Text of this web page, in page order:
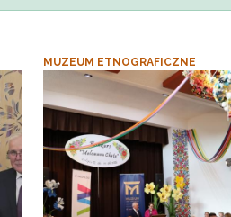
MUZEUM ETNOGRAFICZNE